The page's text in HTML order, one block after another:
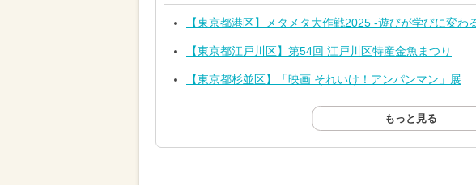
【東京都港区】メタメタ大作戦2025 -遊びが学びに変わ
【東京都江戸川区】第54回 江戸川区特産金魚まつり
【東京都杉並区】「映画 それいけ！アンパンマン」展
もっと見る